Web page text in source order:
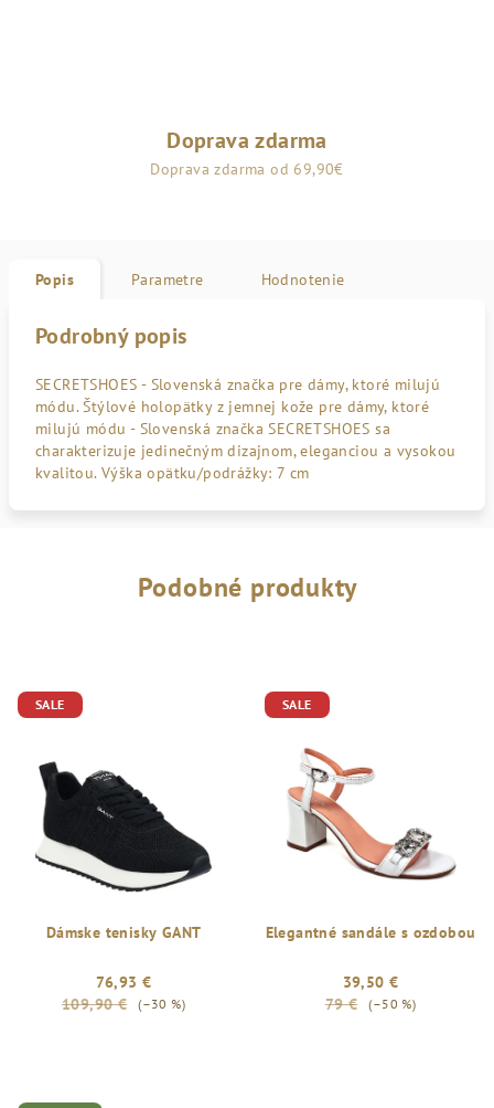
Doprava zdarma
Doprava zdarma od 69,90€
Popis Parametre Hodnotenie
Podrobný popis
SECRETSHOES - Slovenská značka pre dámy, ktoré milujú
módu. Štýlové holopätky z jemnej kože pre dámy, ktoré
milujú módu - Slovenská značka SECRETSHOES sa
charakterizuje jedinečným dizajnom, eleganciou a vysokou
kvalitou. Výška opätku/podrážky: 7 cm
Podobné produkty
SALE
Dámske tenisky GANT
76,93 €
109,90 €
(–30 %)
SALE
Elegantné sandále s ozdobou
39,50 €
79 €
(–50 %)